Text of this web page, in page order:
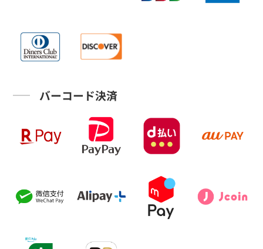
バーコード決済